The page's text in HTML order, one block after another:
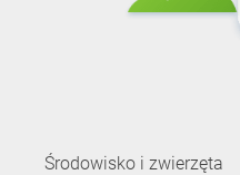
Środowisko i zwierzęta